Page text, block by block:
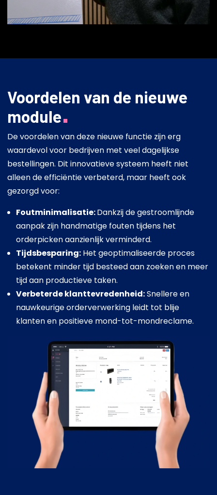
Voordelen van de nieuwe
module
De voordelen van deze nieuwe functie zijn erg
waardevol voor bedrijven met veel dagelijkse
bestellingen. Dit innovatieve systeem heeft niet
alleen de efficiëntie verbeterd, maar heeft ook
gezorgd voor:
Foutminimalisatie:Dankzij de gestroomlijnde
aanpak zijn handmatige fouten tijdens het
orderpicken aanzienlijk verminderd.
Tijdsbesparing: Het geoptimaliseerde proces
betekent minder tijd besteed aan zoeken en meer
tijd aan productieve taken.
Verbeterde klanttevredenheid:Snellere en
nauwkeurige orderverwerking leidt tot blije
klanten en positieve mond-tot-mondreclame.